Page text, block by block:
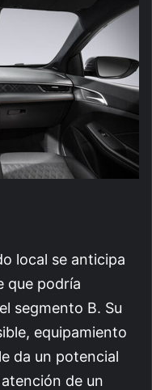
local se anticipa
que podría
segmento B. Su
equipamiento
da un potencial
de un